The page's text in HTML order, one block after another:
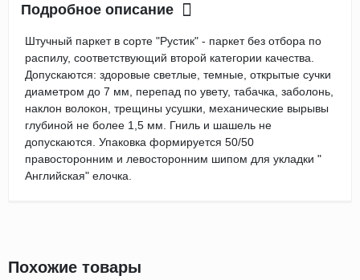
Подробное описание
Штучный паркет в сорте "Рустик" - паркет без отбора по
распилу, соответствующий второй категории качества.
Допускаются: здоровые светлые, темные, открытые сучки
диаметром до 7 мм, перепад по увету, табачка, заболонь,
наклон волокон, трещины усушки, механические вырывы
глубиной не более 1,5 мм. Гниль и шашель не
допускаются. Упаковка формируется 50/50
правосторонним и левосторонним шипом для укладки "
Английская" елочка.
Похожие товары